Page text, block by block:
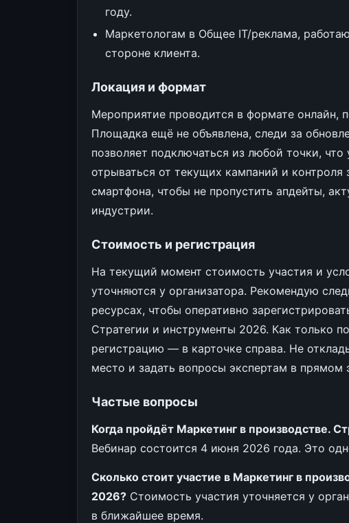
году.
Маркетологам в Общее IT/реклама,
стороне клиента.
Локация и формат
Мероприятие проводится в формате онлайн,
Площадка ещё не объявлена, следи за
позволяет подключаться из любой точки, что
отрываться от текущих кампаний и
смартфона, чтобы не пропустить апдейты,
индустрии.
Стоимость и регистрация
На текущий момент стоимость участия и
уточняются у организатора. Рекомендую
ресурсах, чтобы оперативно
Стратегии и инструменты 2026. Как только
регистрацию — в карточке справа. Не
место и задать вопросы экспертам в прямом
Частые вопросы
Когда пройдёт Маркетинг в производстве.
Вебинар состоится 4 июня 2026 года. Это
Сколько стоит участие в Маркетинг в
2026? Стоимость участия уточняется у
в ближайшее время.